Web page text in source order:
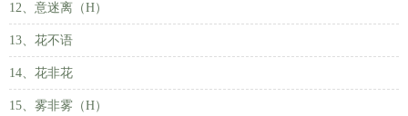
12、意迷离（H）
13、花不语
14、花非花
15、雾非雾（H）